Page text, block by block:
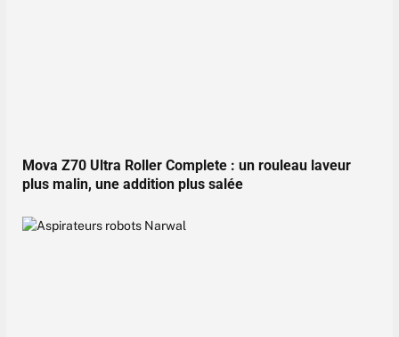
Mova Z70 Ultra Roller Complete : un rouleau laveur
plus malin, une addition plus salée